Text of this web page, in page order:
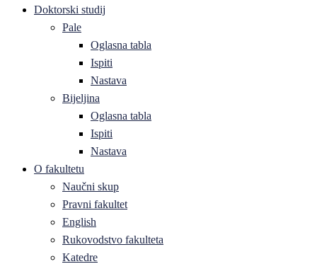
Doktorski studij
Pale
Oglasna tabla
Ispiti
Nastava
Bijeljina
Oglasna tabla
Ispiti
Nastava
O fakultetu
Naučni skup
Pravni fakultet
English
Rukovodstvo fakulteta
Katedre